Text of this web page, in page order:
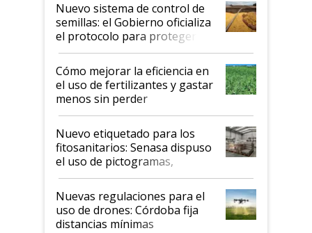
Nuevo sistema de control de
semillas: el Gobierno oficializa
el protocolo para proteger la
propiedad intelectual
Cómo mejorar la eficiencia en
el uso de fertilizantes y gastar
menos sin perder
productividad en la campaña
fina
Nuevo etiquetado para los
fitosanitarios: Senasa dispuso
el uso de pictogramas,
palabras de advertencia e
indicaciones
Nuevas regulaciones para el
uso de drones: Córdoba fija
distancias mínimas